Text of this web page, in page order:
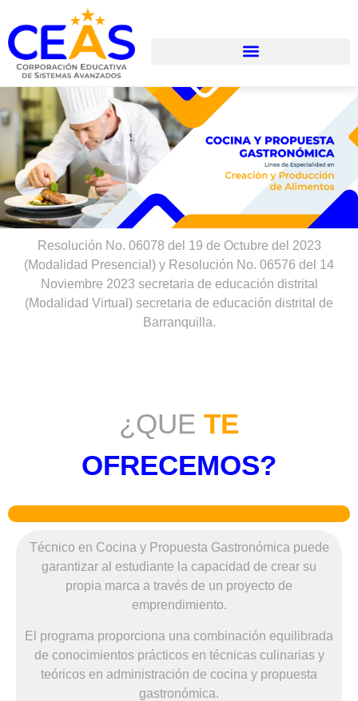
Resolución No. 06078 del 19 de Octubre del 2023
(Modalidad Presencial) y Resolución No. 06576 del 14
Noviembre 2023 secretaria de educación distrital
(Modalidad Virtual) secretaria de educación distrital de
Barranquilla.
¿QUE TE
OFRECEMOS?
Técnico en Cocina y Propuesta Gastronómica puede
garantizar al estudiante la capacidad de crear su
propia marca a través de un proyecto de
emprendimiento.
El programa proporciona una combinación equilibrada
de conocimientos prácticos en técnicas culinarias y
teóricos en administración de cocina y propuesta
gastronómica.